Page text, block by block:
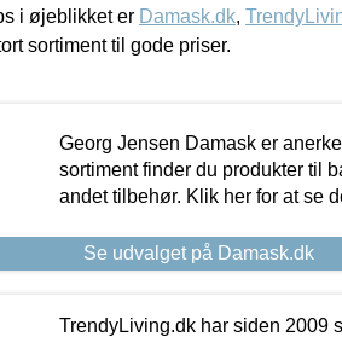
i øjeblikket er Damask.dk,
sortiment til gode priser.
Georg Jensen Damask er
sortiment finder du produkter til
andet tilbehør. Klik her for at se
Se udvalget på Damask.dk
TrendyLiving.dk har siden 2009